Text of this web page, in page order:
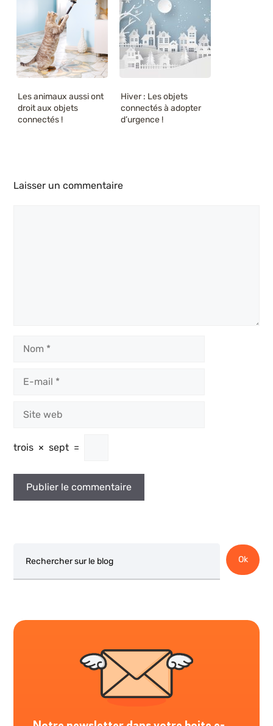
Les animaux aussi ont
droit aux objets
connectés !
Hiver : Les objets
connectés à adopter
d’urgence !
Laisser un commentaire
mail
web
trois × sept =
Ok